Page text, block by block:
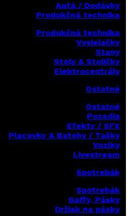
Autá / Dodávky
Produkčná technika
Produkčná technika
Vysielačky
Stany
Stoly & Stoličky
Elektrocentrály
Ostatné
Ostatné
Pozadia
Efekty / SFX
Placovky & Batohy / Tašky
Vozíky
Livestream
Spotrebák
Spotrebák
Gaffy, Pásky
Držiak na pásky